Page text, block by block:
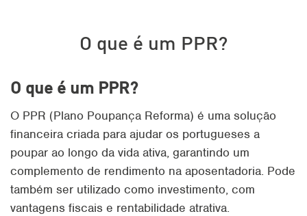
O que é um PPR?
O que é um PPR?
O PPR (Plano Poupança Reforma) é uma solução
financeira criada para ajudar os portugueses a
poupar ao longo da vida ativa, garantindo um
complemento de rendimento na aposentadoria. Pode
também ser utilizado como investimento, com
vantagens fiscais e rentabilidade atrativa.